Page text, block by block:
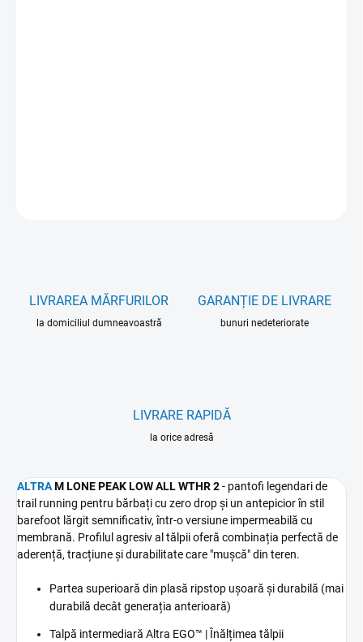
LIVRAREA MĂRFURILOR
la domiciliul dumneavoastră
GARANȚIE DE LIVRARE
bunuri nedeteriorate
LIVRARE RAPIDĂ
la orice adresă
ALTRAM LONE PEAK LOW ALL WTHR 2- pantofi legendari de
trail running pentru bărbați cu zero drop și un antepicior în stil
barefoot lărgit semnificativ, într-o versiune impermeabilă cu
membrană. Profilul agresiv al tălpii oferă combinația perfectă de
aderență, tracțiune și durabilitate care "mușcă" din teren.
Partea superioară din plasă ripstop ușoară și durabilă (mai
durabilă decât generația anterioară)
Talpă intermediară Altra EGO™ | Înălțimea tălpii